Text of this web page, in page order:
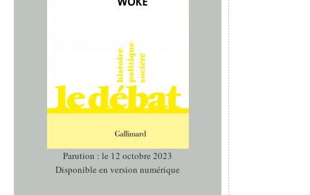
Parution : le 12 octobre 2023
Disponible en version numérique